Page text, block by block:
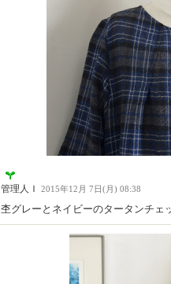
管理人Ｉ 2015年12月 7日(月) 08:38
杢グレーとネイビーのタータンチェ